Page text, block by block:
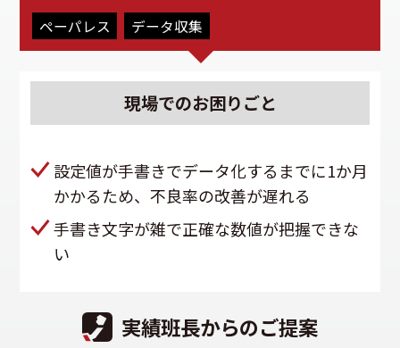
ペーパレス データ収集
現場でのお困りごと
設定値が手書きでデータ化するまでに1か月
かかるため、不良率の改善が遅れる
手書き文字が雑で正確な数値が把握できな
い
実績班長からのご提案